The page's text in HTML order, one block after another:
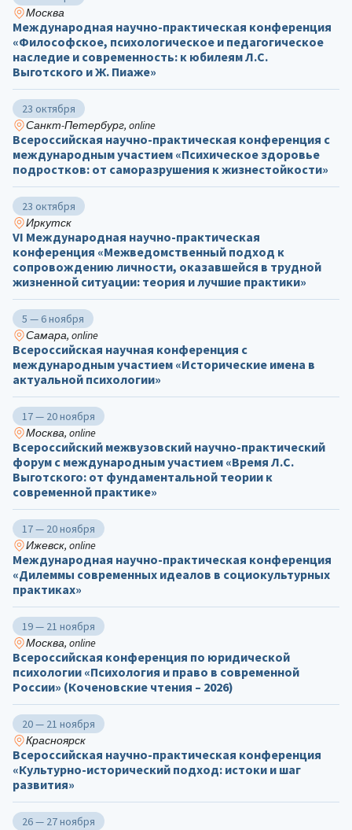
Москва
Международная научно-практическая конференция
«Философское, психологическое и педагогическое
наследие и современность: к юбилеям Л.С.
Выготского и Ж. Пиаже»
23 октября
Санкт-Петербург, online
Всероссийская научно-практическая конференция с
международным участием «Психическое здоровье
подростков: от саморазрушения к жизнестойкости»
23 октября
Иркутск
VI Международная научно-практическая
конференция «Межведомственный подход к
сопровождению личности, оказавшейся в трудной
жизненной ситуации: теория и лучшие практики»
5 — 6 ноября
Самара, online
Всероссийская научная конференция с
международным участием «Исторические имена в
актуальной психологии»
17 — 20 ноября
Москва, online
Всероссийский межвузовский научно-практический
форум с международным участием «Время Л.С.
Выготского: от фундаментальной теории к
современной практике»
17 — 20 ноября
Ижевск, online
Международная научно-практическая конференция
«Дилеммы современных идеалов в социокультурных
практиках»
19 — 21 ноября
Москва, online
Всероссийская конференция по юридической
психологии «Психология и право в современной
России» (Коченовские чтения – 2026)
20 — 21 ноября
Красноярск
Всероссийская научно-практическая конференция
«Культурно-исторический подход: истоки и шаг
развития»
26 — 27 ноября